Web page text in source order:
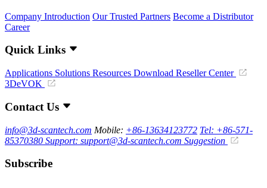
Company Introduction Our Trusted Partners Become a Distributor
Career
Quick Links
Applications Solutions Resources Download Reseller Center
3DeVOK
Contact Us
info@3d-scantech.com Mobile: +86-13634123772 Tel: +86-571-
85370380 Support: support@3d-scantech.com Suggestion
Subscribe